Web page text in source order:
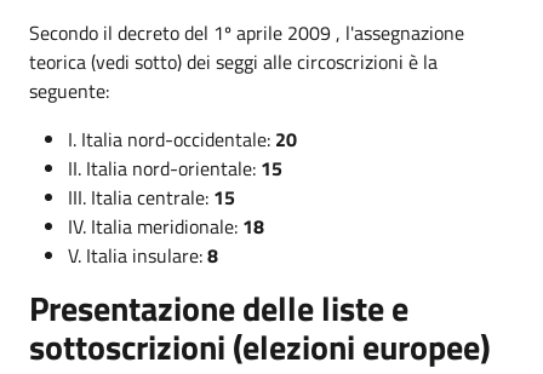
Secondo il decreto del 1º aprile 2009 , l'assegnazione
teorica (vedi sotto) dei seggi alle circoscrizioni è la
seguente:
I. Italia nord-occidentale: 20
II. Italia nord-orientale: 15
III. Italia centrale: 15
IV. Italia meridionale: 18
V. Italia insulare:8
Presentazione delle liste e
sottoscrizioni (elezioni europee)